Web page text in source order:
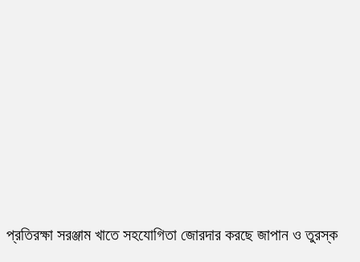
প্রতিরক্ষা সরঞ্জাম খাতে সহযোগিতা জোরদার করছে জাপান ও তুরস্ক